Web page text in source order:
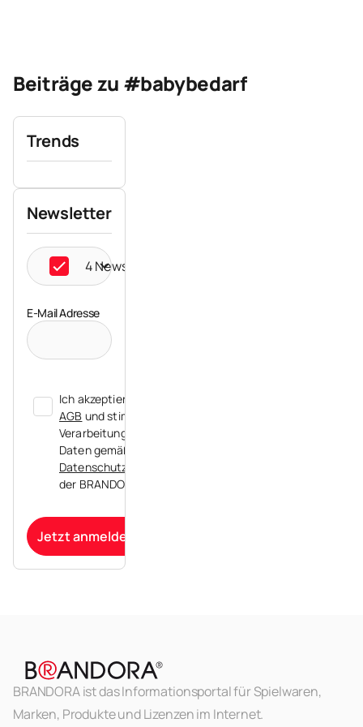
Beiträge zu #babybedarf
Trends
Newsletter
4 Newsletter ausgewählt
E-Mail Adresse
Ich akzeptiere die
AGB und stimme der
Verarbeitung meiner
Daten gemäß der
Datenschutzerklärung
der BRANDORA zu.
Jetzt anmelden
BRANDORA ist das Informationsportal für Spielwaren,
Marken, Produkte und Lizenzen im Internet.